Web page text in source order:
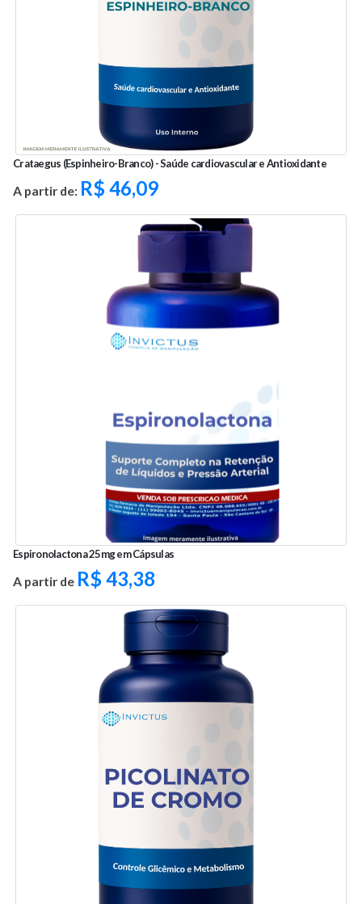
Crataegus (Espinheiro-Branco) - Saúde cardiovascular e Antioxidante
A partir de: R$ 46,09
Espironolactona 25mg em Cápsulas
A partir de R$ 43,38